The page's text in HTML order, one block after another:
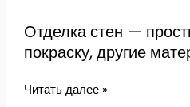
Отделка стен —
покраску, другие
простые
обои,
под
Читать далее »